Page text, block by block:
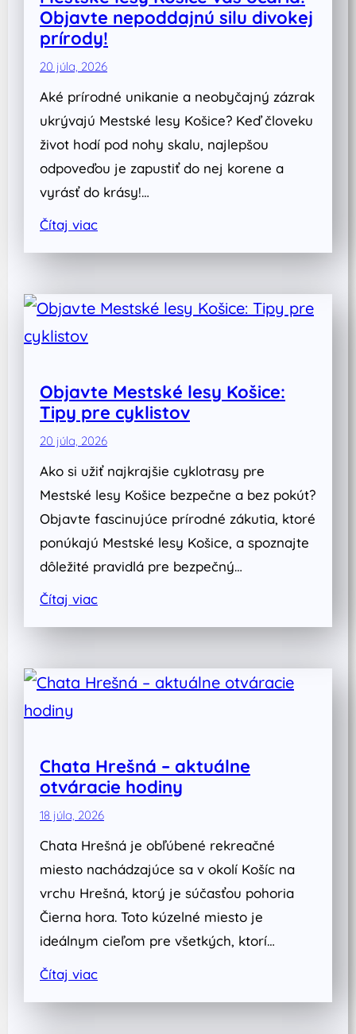
Objavte nepoddajnú silu divokej
prírody!
20 júla, 2026
Aké prírodné unikanie a neobyčajný zázrak
ukrývajú Mestské lesy Košice? Keď človeku
život hodí pod nohy skalu, najlepšou
odpoveďou je zapustiť do nej korene a
vyrásť do krásy!…
Čítaj viac
Objavte Mestské lesy Košice:
Tipy pre cyklistov
20 júla, 2026
Ako si užiť najkrajšie cyklotrasy pre
Mestské lesy Košice bezpečne a bez pokút?
Objavte fascinujúce prírodné zákutia, ktoré
ponúkajú Mestské lesy Košice, a spoznajte
dôležité pravidlá pre bezpečný…
Čítaj viac
Chata Hrešná – aktuálne
otváracie hodiny
18 júla, 2026
Chata Hrešná je obľúbené rekreačné
miesto nachádzajúce sa v okolí Košíc na
vrchu Hrešná, ktorý je súčasťou pohoria
Čierna hora. Toto kúzelné miesto je
ideálnym cieľom pre všetkých, ktorí…
Čítaj viac